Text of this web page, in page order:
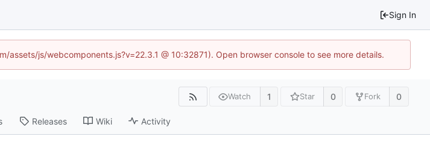
Sign In
js/webcomponents.js?v=22.3.1 @ 10:32871). Open browser console to see more details.
Watch 1 Star 0 Fork 0
Releases Wiki Activity